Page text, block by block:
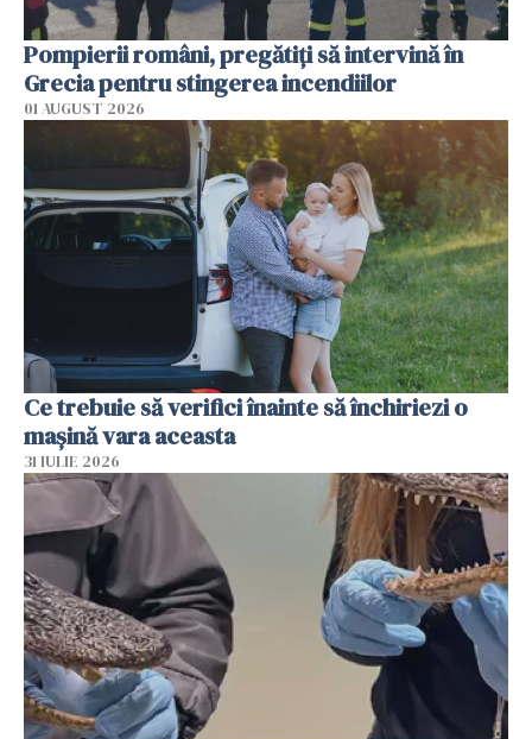
Pompierii români, pregătiţi să intervină în
Grecia pentru stingerea incendiilor
01 AUGUST 2026
Ce trebuie să verifici înainte să închiriezi o
mașină vara aceasta
31 IULIE 2026